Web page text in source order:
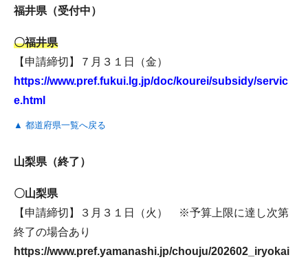
福井県（受付中）
〇福井県
【申請締切】７月３１日（金）
https://www.pref.fukui.lg.jp/doc/kourei/subsidy/servic
e.html
▲ 都道府県一覧へ戻る
山梨県（終了）
〇山梨県
【申請締切】３月３１日（火） ※予算上限に達し次第
終了の場合あり
https://www.pref.yamanashi.jp/chouju/202602_iryokai